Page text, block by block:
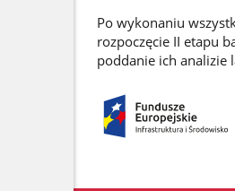
Po wykonaniu
rozpoczęcie II etapu
poddanie ich analizie